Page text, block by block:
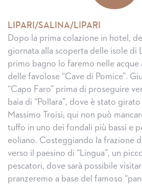
LIPARI/SALINA/LIPARI
Dopo la prima colazione in hotel,
giornata alla scoperta delle isole di
primo bagno lo faremo nelle acque
delle favolose “Cave di Pomice”.
“Capo Faro” prima di proseguire
baia di “Pollara”, dove è stato
Massimo Troisi; qui non può
tuffo in uno dei fondali più bassi e
eoliano. Costeggiando la frazione
verso il paesino di “Lingua”, un
pescatori, dove sarà possibile
pranzeremo a base del famoso